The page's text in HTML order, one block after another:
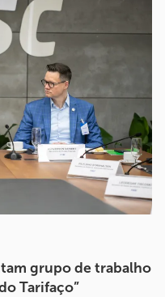
grupo de trabalho
Tarifaço”